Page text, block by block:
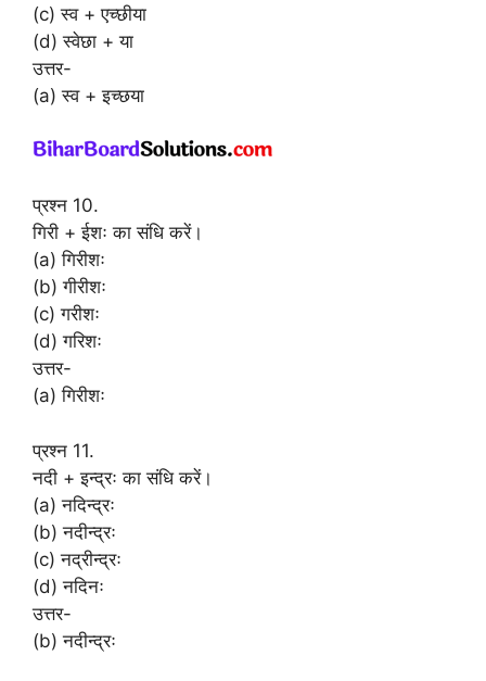
(c) स्व + एच्छीया
(d) स्वेछा + या
उत्तर-
(a) स्व + इच्छया
प्रश्न 10.
गिरी + ईशः का संधि करें।
(a) गिरीशः
(b) गीरीशः
(c) गरीशः
(d) गरिशः
उत्तर-
(a) गिरीशः
प्रश्न 11.
नदी + इन्द्रः का संधि करें।
(a) नदिन्द्रः
(b) नदीन्द्रः
(c) नद्रीन्द्रः
(d) नदिनः
उत्तर-
(b) नदीन्द्रः